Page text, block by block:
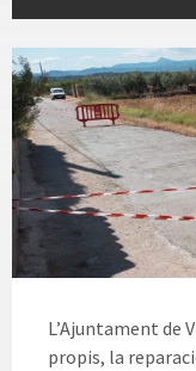
L’Ajuntament de
propis, la